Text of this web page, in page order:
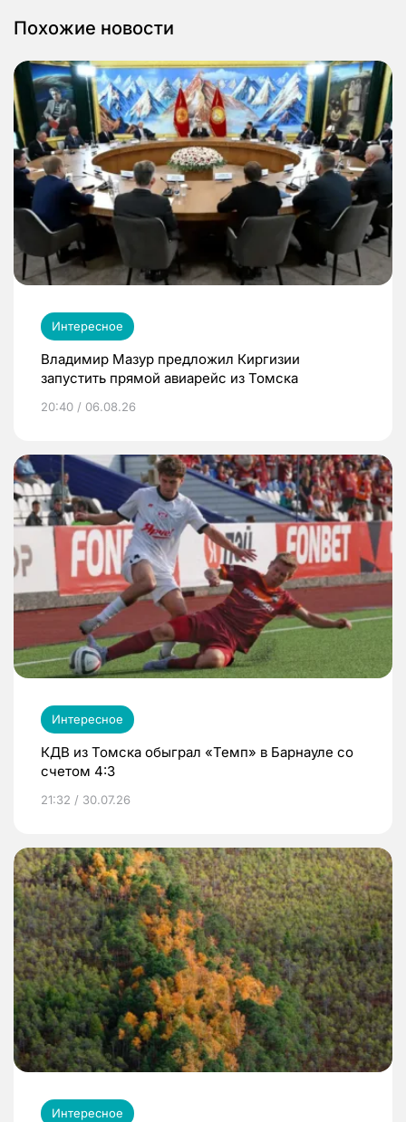
Похожие новости
Интересное
Владимир Мазур предложил Киргизии
запустить прямой авиарейс из Томска
20:40 / 06.08.26
Интересное
КДВ из Томска обыграл «Темп» в Барнауле со
счетом 4:3
21:32 / 30.07.26
Интересное